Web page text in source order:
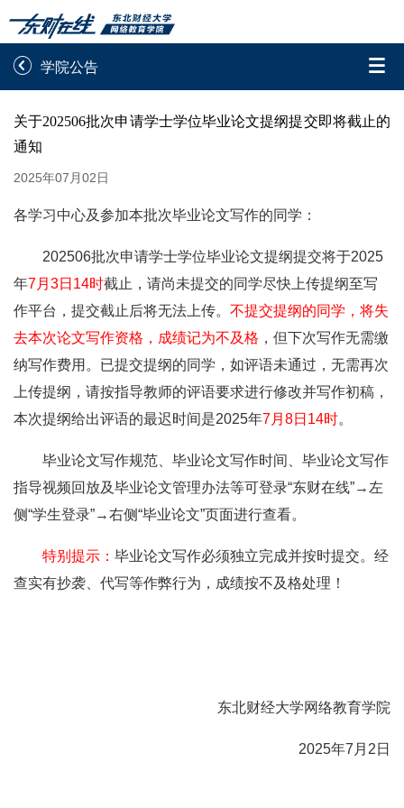

 学院公告
录取通知书查询 学院平台图像校对
学信网图像校对
信息确认及测试
 重置密码
关于202506批次申请学士学位毕业论文提纲提交即将截止的
通知
2025年07月02日
各学习中心及参加本批次毕业论文写作的同学：
202506批次申请学士学位毕业论文提纲提交将于2025
年7月3日14时截止，请尚未提交的同学尽快上传提纲至写
作平台，提交截止后将无法上传。 不提交提纲的同学，将失
去本次论文写作资格，成绩记为不及格 ，但下次写作无需缴
纳写作费用。已提交提纲的同学，如评语未通过，无需再次
上传提纲，请按指导教师的评语要求进行修改并写作初稿，
本次提纲给出评语的最迟时间是2025年7月8日14时。
毕业论文写作规范、毕业论文写作时间、毕业论文写作
指导视频回放及毕业论文管理办法等可登录“东财在线”→左
侧“学生登录”→右侧“毕业论文”页面进行查看。
特别提示： 毕业论文写作必须独立完成并按时提交。经
查实有抄袭、代写等作弊行为，成绩按不及格处理！
东北财经大学网络教育学院
2025年7月2日